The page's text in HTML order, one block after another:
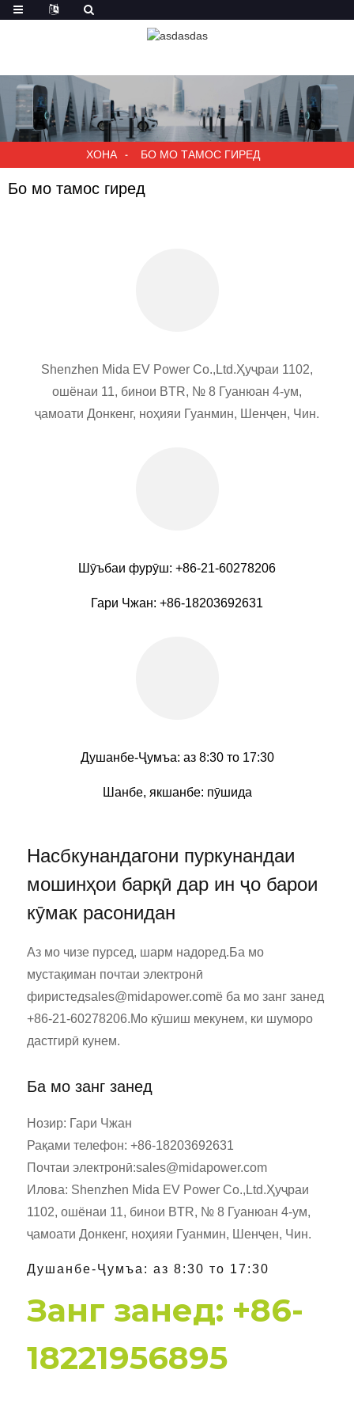
ХОНА БО МО ТАМОС ГИРЕД
Бо мо тамос гиред
Shenzhen Mida EV Power Co.,Ltd.Ҳуҷраи 1102,
ошёнаи 11, бинои BTR, № 8 Гуанюан 4-ум,
ҷамоати Донкенг, ноҳияи Гуанмин, Шенҷен, Чин.
Шӯъбаи фурӯш: +86-21-60278206
Гари Чжан: +86-18203692631
Душанбе-Ҷумъа: аз 8:30 то 17:30
Шанбе, якшанбе: пӯшида
Насбкунандагони пуркунандаи
мошинҳои барқӣ дар ин ҷо барои
кӯмак расонидан
Аз мо чизе пурсед, шарм надоред.Ба мо
мустақиман почтаи электронӣ
фиристедsales@midapower.comё ба мо занг занед
+86-21-60278206.Мо кӯшиш мекунем, ки шуморо
дастгирӣ кунем.
Ба мо занг занед
Нозир: Гари Чжан
Рақами телефон: +86-18203692631
Почтаи электронӣ:sales@midapower.com
Илова: Shenzhen Mida EV Power Co.,Ltd.Ҳуҷраи
1102, ошёнаи 11, бинои BTR, № 8 Гуанюан 4-ум,
ҷамоати Донкенг, ноҳияи Гуанмин, Шенҷен, Чин.
Душанбе-Ҷумъа: аз 8:30 то 17:30
Занг занед: +86-
18221956895